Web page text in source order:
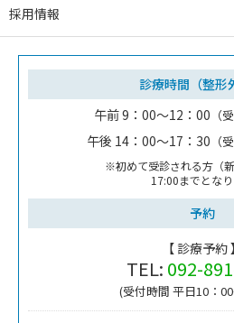
採用情報
診療時間（整形
午前 9：00～12：00 （
午後 14：00～17：30 （
※初めて受診される方（
17:00までとなり
予約
【 診療予約 】
TEL: 092-
(受付時間 平日10：